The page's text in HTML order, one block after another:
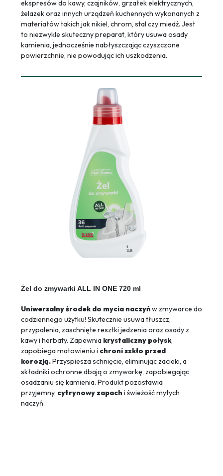
ekspresów do kawy, czajników, grzałek elektrycznych,
żelazek oraz innych urządzeń kuchennych wykonanych z
materiałów takich jak nikiel, chrom, stal czy miedź. Jest
to niezwykle skuteczny preparat, który usuwa osady
kamienia, jednocześnie nabłyszczając czyszczone
powierzchnie, nie powodując ich uszkodzenia.
Żel do zmywarki ALL IN ONE 720 ml
Uniwersalny środek do mycia naczyńw zmywarce do
codziennego użytku! Skutecznie usuwa tłuszcz,
przypalenia, zaschnięte resztki jedzenia oraz osady z
kawy i herbaty. Zapewnia krystaliczny połysk,
zapobiega matowieniu i chroni szkło przed
korozją.Przyspiesza schnięcie, eliminując zacieki, a
składniki ochronne dbają o zmywarkę, zapobiegając
osadzaniu się kamienia. Produkt pozostawia
przyjemny, cytrynowy zapach i świeżość mytych
naczyń.